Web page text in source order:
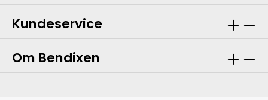
Kundeservice
Om Bendixen